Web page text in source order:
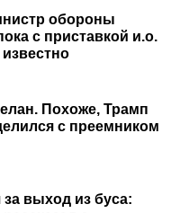
обороны
с приставкой и.о.
Похоже, Трамп
с преемником
за выход из буса: